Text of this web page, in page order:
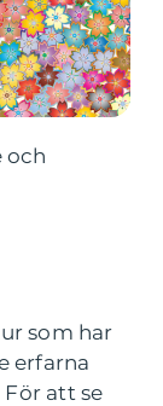
och
som har
erfarna
att se